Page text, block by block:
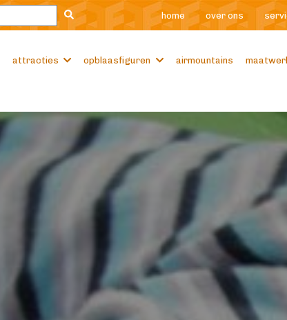
home over ons
attracties opblaasfiguren airmountains